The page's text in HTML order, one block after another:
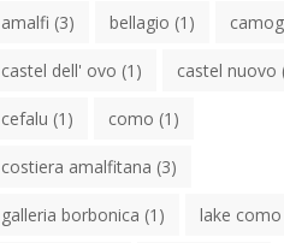
amalfi (3) bellagio (1)
castel dell' ovo (1) castel nuovo
cefalu (1) como (1)
costiera amalfitana (3)
galleria borbonica (1) lake como